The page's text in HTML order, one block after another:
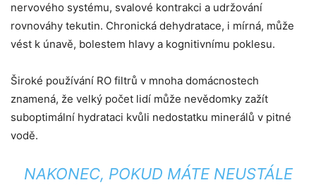
nervového systému, svalové kontrakci a udržování
rovnováhy tekutin. Chronická dehydratace, i mírná, může
vést k únavě, bolestem hlavy a kognitivnímu poklesu.
Široké používání RO filtrů v mnoha domácnostech
znamená, že velký počet lidí může nevědomky zažít
suboptimální hydrataci kvůli nedostatku minerálů v pitné
vodě.
NAKONEC, POKUD MÁTE NEUSTÁLE